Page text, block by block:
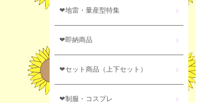
❤地雷・量産型特集
❤即納商品
❤セット商品（上下セット）
❤制服・コスプレ